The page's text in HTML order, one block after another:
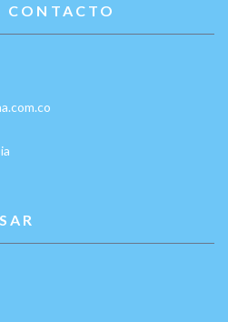
CONTACTO